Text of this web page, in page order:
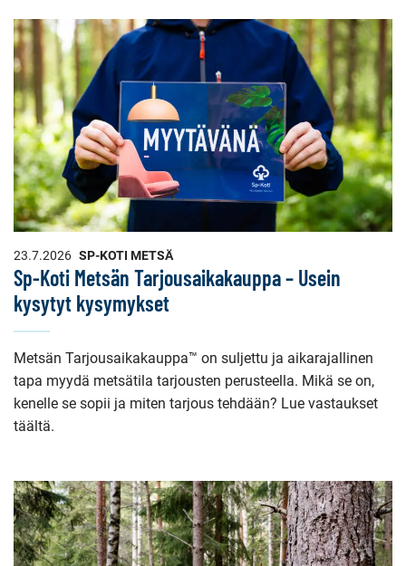
23.7.2026 SP-KOTI METSÄ
Sp-Koti Metsän Tarjousaikakauppa – Usein
kysytyt kysymykset
Metsän Tarjousaikakauppa™ on suljettu ja aikarajallinen
tapa myydä metsätila tarjousten perusteella. Mikä se on,
kenelle se sopii ja miten tarjous tehdään? Lue vastaukset
täältä.